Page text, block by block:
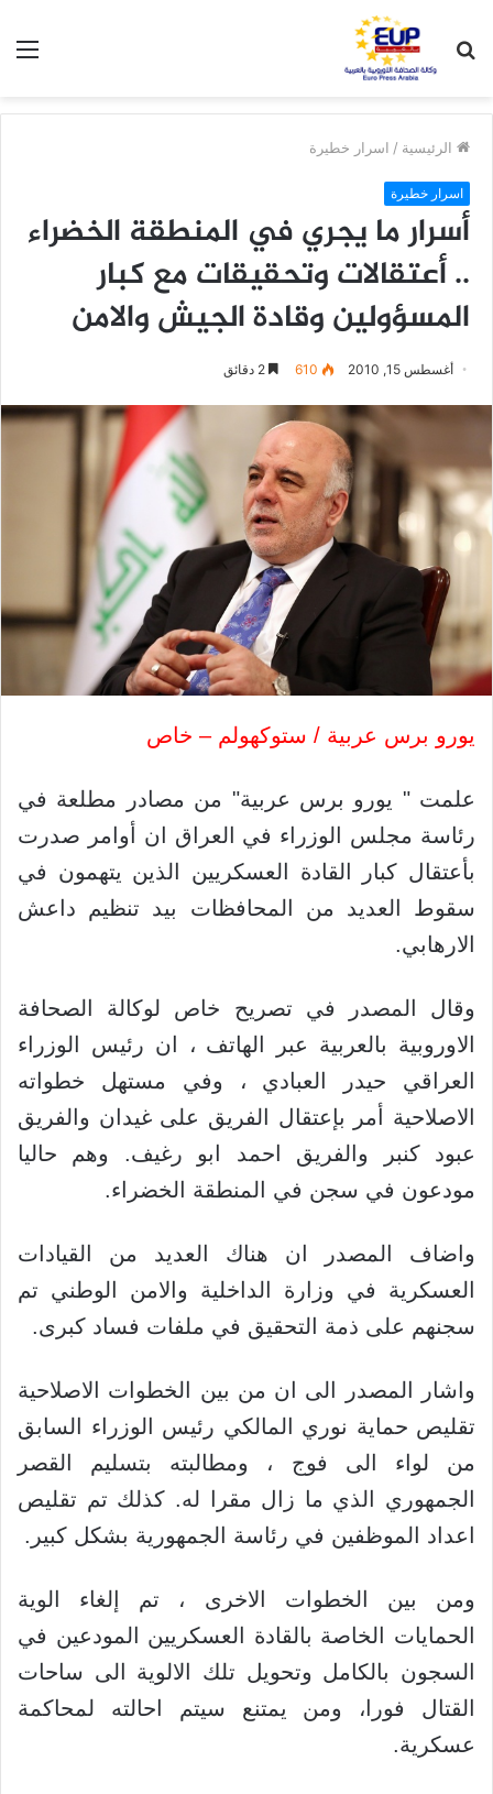
عن
الرئيسية / اسرار خطيرة
اسرار خطيرة
أسرار ما يجري في المنطقة الخضراء
.. أعتقالات وتحقيقات مع كبار
المسؤولين وقادة الجيش والامن
أغسطس 15, 2010 610
يورو برس عربية / ستوكهولم – خاص
علمت " يورو برس عربية" من مصادر مطلعة في
رئاسة مجلس الوزراء في العراق ان أوامر صدرت
بأعتقال كبار القادة العسكريين الذين يتهمون في
سقوط العديد من المحافظات بيد تنظيم داعش
الارهابي.
وقال المصدر في تصريح خاص لوكالة الصحافة
الاوروبية بالعربية عبر الهاتف ، ان رئيس الوزراء
العراقي حيدر العبادي ، وفي مستهل خطواته
الاصلاحية أمر بإعتقال الفريق على غيدان والفريق
عبود كنبر والفريق احمد ابو رغيف. وهم حاليا
مودعون في سجن في المنطقة الخضراء.
واضاف المصدر ان هناك العديد من القيادات
العسكرية في وزارة الداخلية والامن الوطني تم
سجنهم على ذمة التحقيق في ملفات فساد كبرى.
واشار المصدر الى ان من بين الخطوات الاصلاحية
تقليص حماية نوري المالكي رئيس الوزراء السابق
من لواء الى فوج ، ومطالبته بتسليم القصر
الجمهوري الذي ما زال مقرا له. كذلك تم تقليص
اعداد الموظفين في رئاسة الجمهورية بشكل كبير.
ومن بين الخطوات الاخرى ، تم إلغاء الوية
الحمايات الخاصة بالقادة العسكريين المودعين في
السجون بالكامل وتحويل تلك الالوية الى ساحات
القتال فورا، ومن يمتنع سيتم احالته لمحاكمة
عسكرية.